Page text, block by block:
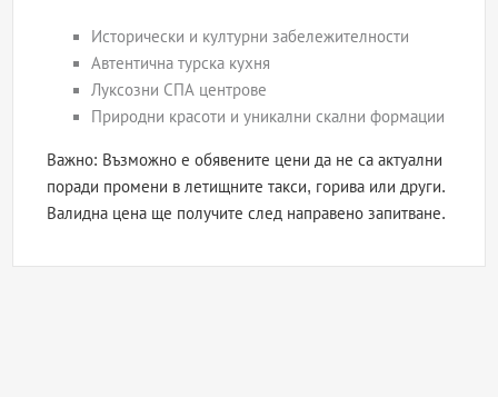
Исторически и културни забележителности
Автентична турска кухня
Луксозни СПА центрове
Природни красоти и уникални скални формации
Важно: Възможно е обявените цени да не са актуални
поради промени в летищните такси, горива или други.
Валидна цена ще получите след направено запитване.